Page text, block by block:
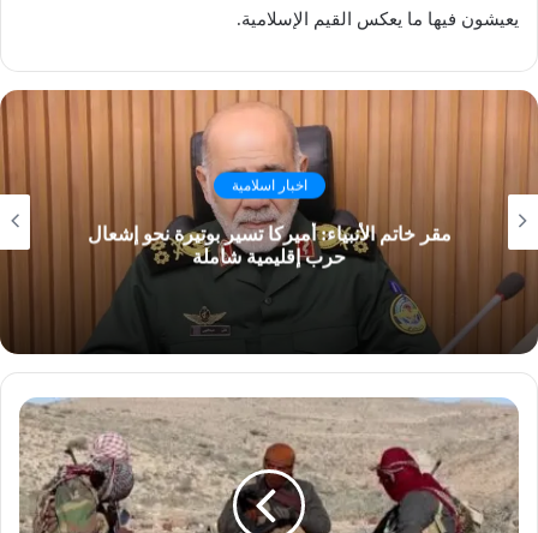
يعيشون فيها ما يعكس القيم الإسلامية.
اخبار اسلامية
مقر خاتم الأنبياء: أميركا تسير بوتيرة نحو إشعال
حرب إقليمية شاملة